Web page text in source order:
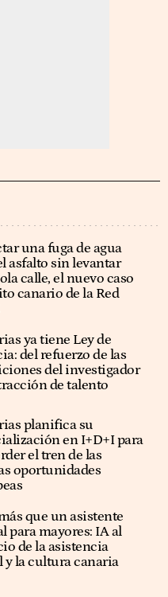
una fuga de agua
asfalto sin levantar
calle, el nuevo caso
canario de la Red
ya tiene Ley de
del refuerzo de las
del investigador
de talento
planifica su
en I+D+I para
el tren de las
oportunidades
que un asistente
para mayores: IA al
de la asistencia
y la cultura canaria